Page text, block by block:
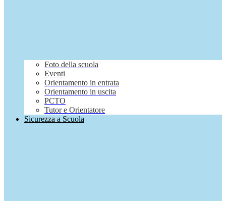
Foto della scuola
Eventi
Orientamento in entrata
Orientamento in uscita
PCTO
Tutor e Orientatore
Sicurezza a Scuola